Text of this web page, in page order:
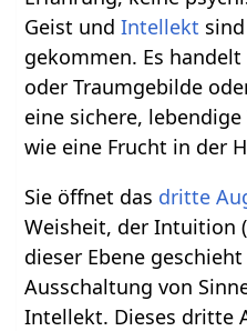
Geist undIntellekt
gekommen. Es
oder Traumgebilde
eine sichere, lebendige
wie eine Frucht in der
Sie öffnet das dritte
Weisheit, der Intuition (
dieser Ebene
Ausschaltung von
Intellekt. Dieses dritte